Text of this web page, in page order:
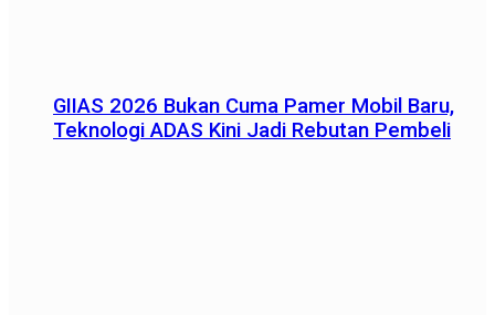
GIIAS 2026 Bukan Cuma Pamer Mobil Baru,
Teknologi ADAS Kini Jadi Rebutan Pembeli